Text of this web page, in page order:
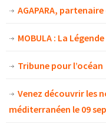
AGAPARA,
MOBULA : La
Tribune pour l’océan
Venez découvrir les
méditerranéen le 09